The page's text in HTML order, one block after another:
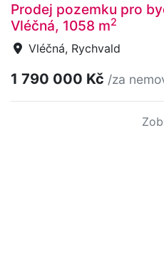
Prodej pozemku pro
Vléčná, 1058 m2
Vléčná, Rychvald
1 790 000 Kč /za